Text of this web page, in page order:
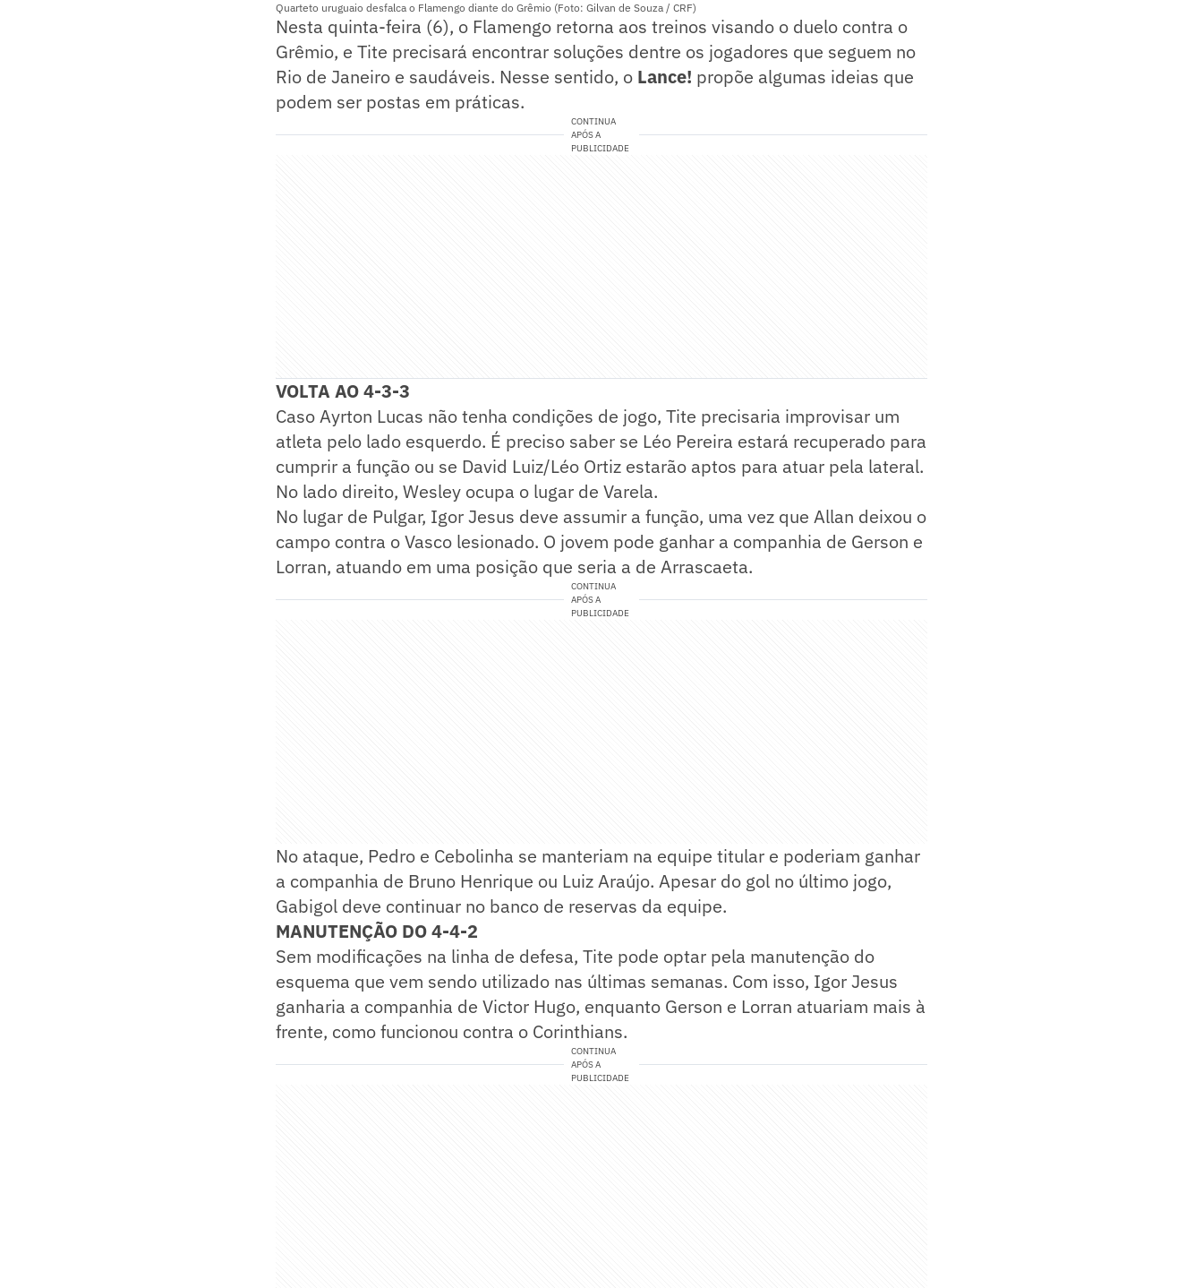
Quarteto uruguaio desfalca o Flamengo diante do Grêmio (Foto: Gilvan de Souza / CRF)
Nesta quinta-feira (6), o Flamengo retorna aos treinos visando o duelo contra o
Grêmio, e Tite precisará encontrar soluções dentre os jogadores que seguem no
Rio de Janeiro e saudáveis. Nesse sentido, o Lance! propõe algumas ideias que
podem ser postas em práticas.
CONTINUA
APÓS A
PUBLICIDADE
VOLTA AO 4-3-3
Caso Ayrton Lucas não tenha condições de jogo, Tite precisaria improvisar um
atleta pelo lado esquerdo. É preciso saber se Léo Pereira estará recuperado para
cumprir a função ou se David Luiz/Léo Ortiz estarão aptos para atuar pela lateral.
No lado direito, Wesley ocupa o lugar de Varela.
No lugar de Pulgar, Igor Jesus deve assumir a função, uma vez que Allan deixou o
campo contra o Vasco lesionado. O jovem pode ganhar a companhia de Gerson e
Lorran, atuando em uma posição que seria a de Arrascaeta.
CONTINUA
APÓS A
PUBLICIDADE
No ataque, Pedro e Cebolinha se manteriam na equipe titular e poderiam ganhar
a companhia de Bruno Henrique ou Luiz Araújo. Apesar do gol no último jogo,
Gabigol deve continuar no banco de reservas da equipe.
MANUTENÇÃO DO 4-4-2
Sem modificações na linha de defesa, Tite pode optar pela manutenção do
esquema que vem sendo utilizado nas últimas semanas. Com isso, Igor Jesus
ganharia a companhia de Victor Hugo, enquanto Gerson e Lorran atuariam mais à
frente, como funcionou contra o Corinthians.
CONTINUA
APÓS A
PUBLICIDADE